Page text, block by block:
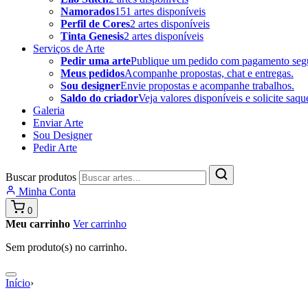
Namorados151 artes disponíveis
Perfil de Cores2 artes disponíveis
Tinta Genesis2 artes disponíveis
Serviços de Arte
Pedir uma artePublique um pedido com pagamento
Meus pedidosAcompanhe propostas, chat e entregas.
Sou designerEnvie propostas e acompanhe trabalhos.
Saldo do criadorVeja valores disponíveis e solicite
Galeria
Enviar Arte
Sou Designer
Pedir Arte
Buscar produtos
Minha Conta
0
Meu carrinho Ver carrinho
Sem produto(s) no carrinho.
Início›